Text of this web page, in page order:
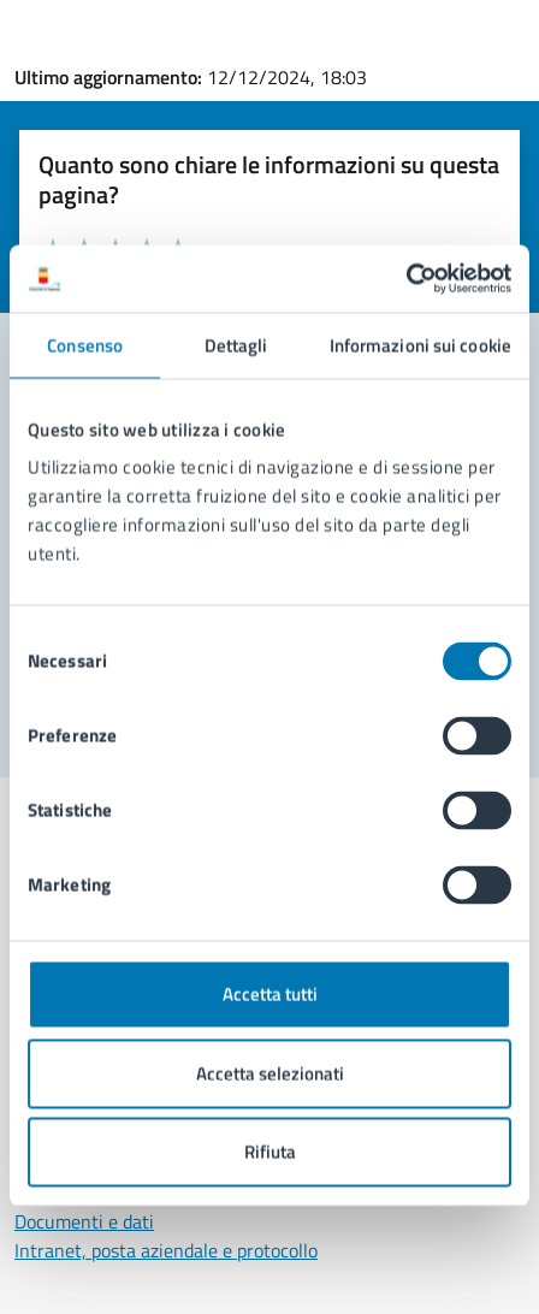
Consenso Dettagli Informazioni sui cookie
Questo sito web utilizza i cookie
Utilizziamo cookie tecnici di navigazione e di sessione per
garantire la corretta fruizione del sito e cookie analitici per
raccogliere informazioni sull'uso del sito da parte degli
utenti.
delNecessari
Preferenze
Statistiche
Marketing
Accetta tutti
Accetta selezionati
Rifiuta
Ultimo aggiornamento: 12/12/2024, 18:03
Quanto sono chiare le informazioni su questa
pagina?
Valuta la chiarezza delle informazioni (da 1 a 5 stelle)
Seleziona il numero di stelle per valutare la chiarezza delle
Valuta 1 stelle su 5
Contatta il comune
Leggi le domande frequenti
Richiedi assistenza
Segnala disservizio
Comune di Napoli
Aree amministrative
Organi di governo
Uffici
Personale amministrativo
Documenti e dati
Intranet, posta aziendale e protocollo